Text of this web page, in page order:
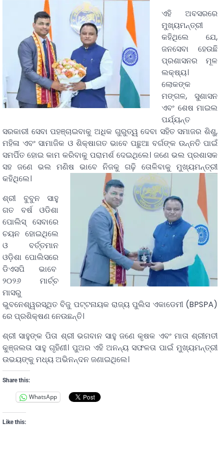
ଏହି ଅବସରରେ
ମୁଖ୍ୟମନ୍ତ୍ରୀ
କହିଥିଲେ ଯେ,
ଜନସେବା ହେଉଛି
ପ୍ରଶାସନର ମୂଳ
ଲକ୍ଷ୍ୟ।
ଲୋକଙ୍କ
ମଙ୍ଗଳ, ସୁଶାସନ
ଏବଂ ଶେଷ ମାଇଲ
ପର୍ଯ୍ୟନ୍ତ
ସରକାରୀ ସେବା ପହଞ୍ଚାଇବାକୁ ଅଧିକ ଗୁରୁତ୍ୱ ଦେବା ସହିତ ସମାଜର ଶିଶୁ,
ମହିଳା ଏବଂ ସାମାଜିକ ଓ ଶିକ୍ଷାଗତ ଭାବେ ପଛୁଆ ବର୍ଗଙ୍କ ଉନ୍ନତି ପାଇଁ
ସମର୍ପିତ ହୋଇ କାମ କରିବାକୁ ପରାମର୍ଶ ଦେଇଥିଲେ। ଜଣେ ଭଲ ପ୍ରଶାସକ
ସହ ଜଣେ ଭଲ ମଣିଷ ଭାବେ ନିଜକୁ ଗଢ଼ି ତୋଳିବାକୁ ମୁଖ୍ୟମନ୍ତ୍ରୀ
କହିଥିଲେ।
ଶ୍ରୀ ବୁବୁନ ସାହୁ
ଗତ ବର୍ଷ ଓଡିଶା
ପୋଲିସ୍ ସେବାରେ
ଚୟନ ହୋଇଥିଲେ
ଓ ବର୍ତ୍ତମାନ
ଓଡ଼ିଶା ପୋଲିସରେ
ଡିଏସପି ଭାବେ
୨୦୨୬ ମାର୍ଚ୍ଚ
ମାସରୁ
ଭୁବନେଶ୍ୱରସ୍ଥିତ ବିଜୁ ପଟ୍ଟନାୟକ ରାଜ୍ୟ ପୁଲିସ ଏକାଡେମୀ (BPSPA)
ରେ ପ୍ରଶିକ୍ଷଣ ନେଉଛନ୍ତି।
ଶ୍ରୀ ସାହୁଙ୍କ ପିତା ଶ୍ରୀ ଭଗବାନ ସାହୁ ଜଣେ କୃଷକ ଏବଂ ମାତା ଶ୍ରୀମତୀ
କୁଞ୍ଜଲତା ସାହୁ ଗୃହିଣୀ। ପୁଅର ଏହି ଅନନ୍ୟ ସଫଳତା ପାଇଁ ମୁଖ୍ୟମନ୍ତ୍ରୀ
ଉଭୟଙ୍କୁ ମଧ୍ୟ ଅଭିନନ୍ଦନ ଜଣାଇଥିଲେ।
Share this:
WhatsApp
Like this: